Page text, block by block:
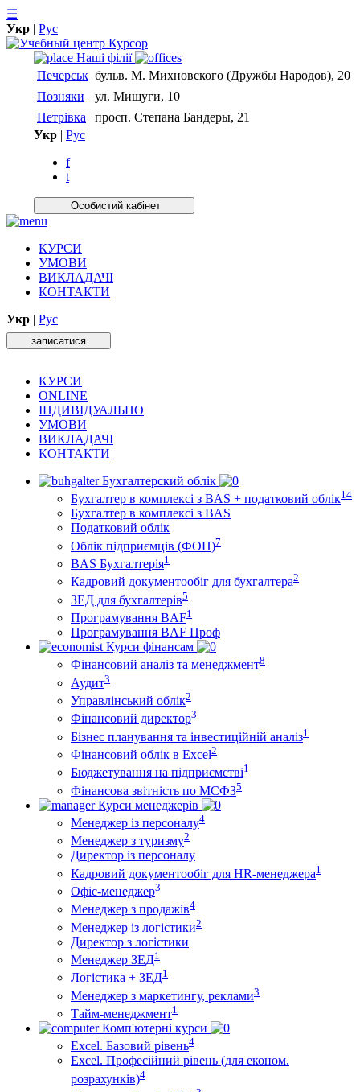
☰
Укр | Рус
Нашi фiлiї
Печерськ бульв. М. Михновского (Дружбы Народов), 20
Позняки
ул. Мишуги, 10
Петрівка
просп. Степана Бандеры, 21
Укр | Рус
f
t
Особистий кабiнет
КУРСИ
УМОВИ
ВИКЛАДАЧІ
КОНТАКТИ
Укр | Рус
записатися
КУРСИ
ONLINE
ІНДИВІДУАЛЬНО
УМОВИ
ВИКЛАДАЧІ
КОНТАКТИ
Бухгалтерский облік
Бухгалтер в комплексі з BAS + податковий облік14
Бухгалтер в комплексі з BAS
Податковий облік
Облік підприємців (ФОП)7
BAS Бухгалтерія1
Кадровий документообіг для бухгалтера2
ЗЕД для бухгалтерів5
Програмування BAF1
Програмування BAF Проф
Курси фінансам
Фінансовий аналіз та менеджмент8
Аудит3
Управлінський облік2
Фінансовий директор3
Бізнес планування та інвестиційній аналіз1
Фінансовий облiк в Excel2
Бюджетування на підприємстві1
Фінансова звітність по МСФЗ5
Курси менеджерів
Менеджер із персоналу4
Менеджер з туризму2
Директор iз персоналу
Кадровий документообіг для HR-менеджера1
Офіс-менеджер3
Менеджер з продажів4
Менеджер із логістики2
Директор з логістики
Менеджер ЗEД1
Логістика + ЗЕД1
Менеджер з маркетингу, реклами3
Тайм-менеджмент1
Комп'ютерні курси
Excel. Базовий рівень4
Excel. Професійний рівень (для економ.
розрахунків)4